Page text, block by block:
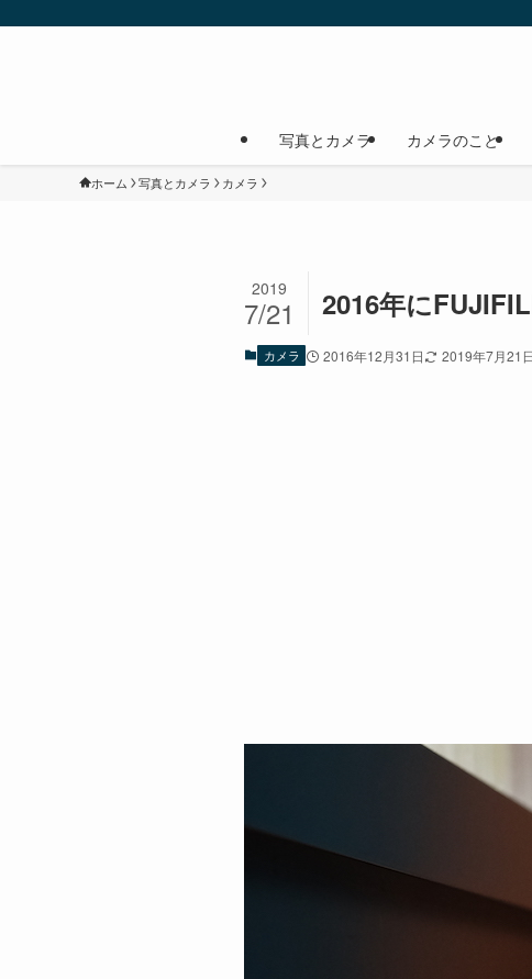
写真とカメラ カメラのこと
ホーム 写真とカメラ カメラ
2016年に
2019
7/21
カメラ 2016年12月31日 2019年7月21日